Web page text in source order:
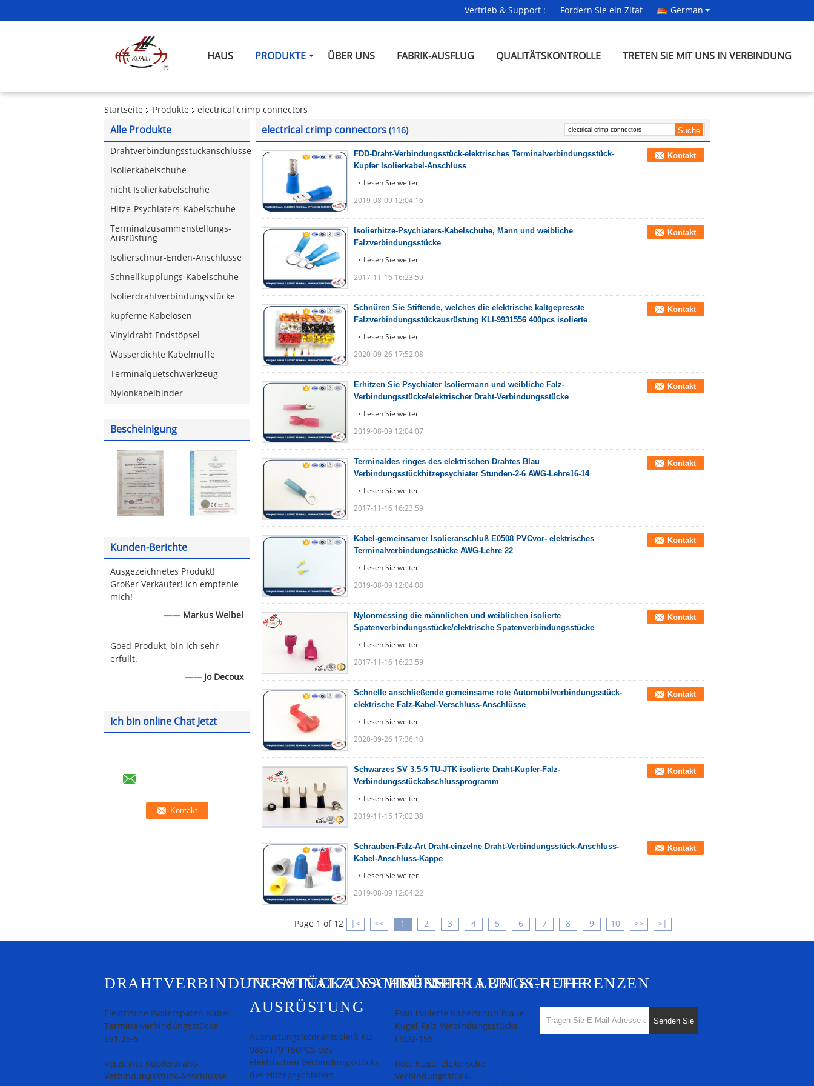
Vertrieb & Support : Fordern Sie ein Zitat German
HAUS PRODUKTE ÜBER UNS FABRIK-AUSFLUG QUALITÄTSKONTROLLE TRETEN SIE MIT UNS IN VERBINDUNG
Startseite Produkte electrical crimp connectors
Alle Produkte
Drahtverbindungsstückanschlüsse
Isolierkabelschuhe
nicht Isolierkabelschuhe
Hitze-Psychiaters-Kabelschuhe
Terminalzusammenstellungs-
Ausrüstung
Isolierschnur-Enden-Anschlüsse
Schnellkupplungs-Kabelschuhe
Isolierdrahtverbindungsstücke
kupferne Kabelösen
Vinyldraht-Endstöpsel
Wasserdichte Kabelmuffe
Terminalquetschwerkzeug
Nylonkabelbinder
Bescheinigung
Kunden-Berichte
Ausgezeichnetes Produkt!
Großer Verkäufer! Ich empfehle
mich!
—— Markus Weibel
Goed-Produkt, bin ich sehr
erfüllt.
—— Jo Decoux
Ich bin online Chat Jetzt
electrical crimp connectors (116)
FDD-Draht-Verbindungsstück-elektrisches Terminalverbindungsstück-
Kupfer Isolierkabel-Anschluss
Kontakt
Lesen Sie weiter
2019-08-09 12:04:16
Isolierhitze-Psychiaters-Kabelschuhe, Mann und weibliche
Falzverbindungsstücke
Kontakt
Lesen Sie weiter
2017-11-16 16:23:59
Schnüren Sie Stiftende, welches die elektrische kaltgepresste
Falzverbindungsstückausrüstung KLI-9931556 400pcs isolierte
Kontakt
Lesen Sie weiter
2020-09-26 17:52:08
Erhitzen Sie Psychiater Isoliermann und weibliche Falz-
Verbindungsstücke/elektrischer Draht-Verbindungsstücke
Kontakt
Lesen Sie weiter
2019-08-09 12:04:07
Terminaldes ringes des elektrischen Drahtes Blau
Verbindungsstückhitzepsychiater Stunden-2-6 AWG-Lehre16-14
Kontakt
Lesen Sie weiter
2017-11-16 16:23:59
Kabel-gemeinsamer Isolieranschluß E0508 PVCvor- elektrisches
Terminalverbindungsstücke AWG-Lehre 22
Kontakt
Lesen Sie weiter
2019-08-09 12:04:08
Nylonmessing die männlichen und weiblichen isolierte
Spatenverbindungsstücke/elektrische Spatenverbindungsstücke
Kontakt
Lesen Sie weiter
2017-11-16 16:23:59
Schnelle anschließende gemeinsame rote Automobilverbindungsstück-
elektrische Falz-Kabel-Verschluss-Anschlüsse
Kontakt
Lesen Sie weiter
2020-09-26 17:36:10
Schwarzes SV 3.5-5 TU-JTK isolierte Draht-Kupfer-Falz-
Verbindungsstückabschlussprogramm
Kontakt
Lesen Sie weiter
2019-11-15 17:02:38
Schrauben-Falz-Art Draht-einzelne Draht-Verbindungsstück-Anschluss-
Kabel-Anschluss-Kappe
Kontakt
Lesen Sie weiter
2019-08-09 12:04:22
Page 1 of 12 |< << 1 2 3 4 5 6 7 8 9 10 >> >|
DRAHTVERBINDUNGSSTÜCKANSCHLÜSSE
Elektrische Isolierspaten-Kabel-
Terminalverbindungsstücke
SV1.25-5
Verzinnte Kupferdraht-
Verbindungsstück-Anschlüsse
TERMINALZUSAMMENSTELLUNGS-
AUSRÜSTUNG
Ausrüstungslötdrahtspleiß KLI-
9850179 150PCS des
elektrischen Verbindungsstücks
des Hitzepsychiaters
ISOLIERKABELSCHUHE
Frau isolierte Kabelschuh-blaue
Kugel-Falz-Verbindungsstücke
FRD2-156
Rote Kugel elektrische
Verbindungsstück-
REFERENZEN
Senden Sie